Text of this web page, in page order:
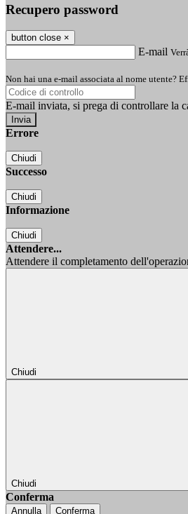
Recupero password
button close ×
E-mail
Non hai una e-mail associata al nome utente?
E-mail inviata, si prega di controllare la
Errore
Chiudi
Successo
Chiudi
Informazione
Chiudi
Attendere...
Attendere il completamento
Chiudi
Chiudi
Conferma
Annulla Conferma